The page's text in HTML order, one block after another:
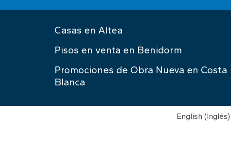
Casas en Altea
Pisos en venta en Benidorm
Promociones de Obra Nueva en Costa
Blanca
English (Inglés)